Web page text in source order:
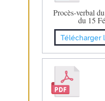
Procès-verbal
du 15
Télécharger